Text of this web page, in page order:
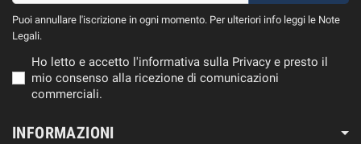
Puoi annullare l'iscrizione in ogni momento. Per ulteriori info leggi le Note
Legali.
Ho letto e accetto l'informativa sulla Privacy e presto il
mio consenso alla ricezione di comunicazioni
commerciali.
INFORMAZIONI